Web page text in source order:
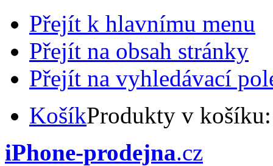
Přejít k hlavnímu menu
Přejít na obsah stránky
Přejít na vyhledávací
KošíkProdukty v
iPhone-prodejna.cz